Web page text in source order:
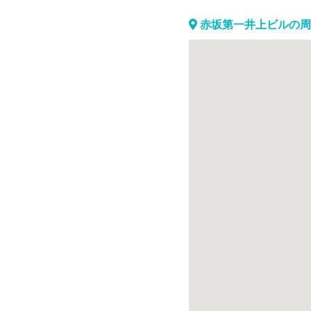
赤坂第一井上ビルの